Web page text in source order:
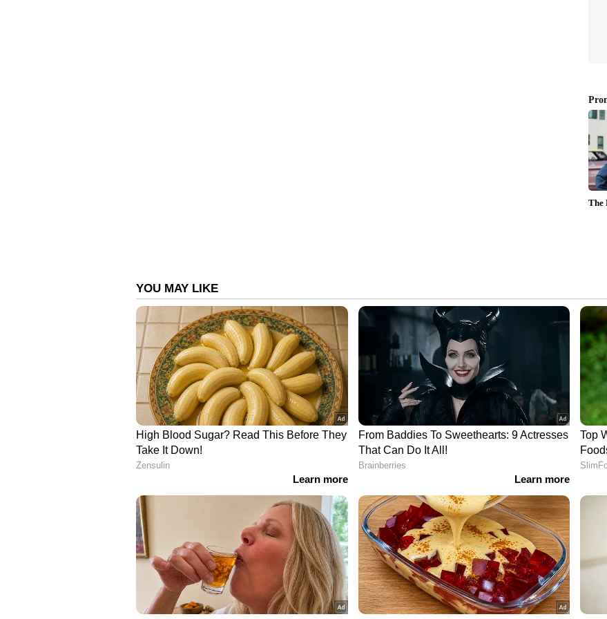
കഴിഞ്ഞ തിങ്കളാഴ്ച, 11 ഏക്കർ ഭൂമിയിലെ കയ്യേറ്റം ഒഴിപ്പിക്കാൻ എത്തിയ ഉദ്യോഗസ്ഥ
പോലീസ് സംഘത്തിനെതിരെ 300 ഓളം പേരടങ്ങുന്ന ജനക്കൂട്ടം അക്രമണം അഴിച്ച്
വിടുകയായിരുന്നെന്ന് പോലീസ് ആരോപിക്കുന്നു. സംഭവത്തിൽ ആറ് പോലീസ്
ഉദ്യോഗസ്ഥർക്ക് പരിക്കേറ്റു. ഒരു സ്ത്രീ ഉൾപ്പെടെ ഏഴ് പേരെ പോലീസ് അറസ്റ്റ് ചെയ്തു.
ഇതിൽ ഒരാളുടെ തലയ്ക്ക് പരിക്കേറ്റിട്ടുണ്ട്. ചമ്പാനഗർ പോലീസ് സ്റ്റേഷൻ പരിധിയിലുള്ള
മാൽനിയ കാമത്ത് ഗ്രാമത്തിൽ നടന്ന കയ്യേറ്റ വിരുദ്ധ നീക്കത്തിനിടെയായിരുന്നു
അക്രമണം. പരിക്കേറ്റ പോലീസ് ഉദ്യോഗസ്ഥരെ ശ്രീനഗർ കമ്മ്യൂണിറ്റി ഹെൽത്ത്
സെന്‍ററിൽ പ്രവേശിപ്പിച്ചു. തലയിൽ അമ്പേറ്റ കോൺസ്റ്റബിളിനെ പിന്നീട് കൂടുതൽ
ചികിത്സയ്ക്കായി പൂർണിയയിലേക്ക് റഫർ ചെയ്തതായും പോലീസ് അറിയിച്ചു. മരംഗ
പോലീസ് സ്റ്റേഷൻ പരിധിയിലെ വിക്രംപട്ടി കവായ വാർഡ് -4 ലെ സുധീർ ഋഷിയുടെ
സ്ഥലം 28 ലധികം പേർ കൈയേറിയെന്ന പരാതി അന്വേഷിച്ചെത്തിയതായിരുന്നു
പോലീസ് സംഘം.